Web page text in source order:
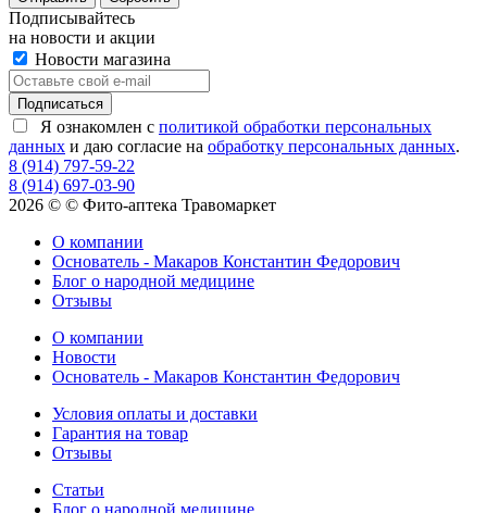
Подписывайтесь
на новости и акции
Новости магазина
Я ознакомлен с политикой обработки персональных
данных и даю согласие на обработку персональных данных.
8 (914) 797-59-22
8 (914) 697-03-90
2026 © © Фито-аптека Травомаркет
О компании
Основатель - Макаров Константин Федорович
Блог о народной медицине
Отзывы
О компании
Новости
Основатель - Макаров Константин Федорович
Условия оплаты и доставки
Гарантия на товар
Отзывы
Статьи
Блог о народной медицине